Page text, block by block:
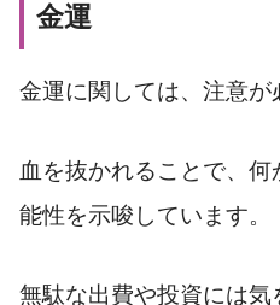
金運
金運に関しては、注意が
血を抜かれることで、
能性を示唆しています。
無駄な出費や投資には